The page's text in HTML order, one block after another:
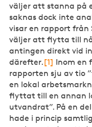
väljer att stanna på
saknas dock inte
visar en rapport från
väljer att flytta till
antingen direkt vid
därefter.[1] Inom en
rapporten sju av tio
en lokal
flyttat till en annan
utvandrat”. På en
hade i princip